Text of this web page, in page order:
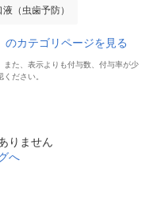
（虫歯予防）
のカテゴリページを見る
た、表示よりも付与数、付与率が少
ださい。
りません
へ